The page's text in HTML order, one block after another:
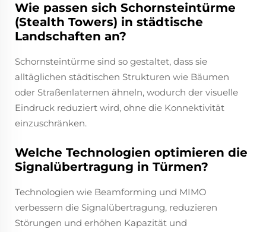
Wie passen sich Schornsteintürme
(Stealth Towers) in städtische
Landschaften an?
Schornsteintürme sind so gestaltet, dass sie
alltäglichen städtischen Strukturen wie Bäumen
oder Straßenlaternen ähneln, wodurch der visuelle
Eindruck reduziert wird, ohne die Konnektivität
einzuschränken.
Welche Technologien optimieren die
Signalübertragung in Türmen?
Technologien wie Beamforming und MIMO
verbessern die Signalübertragung, reduzieren
Störungen und erhöhen Kapazität und